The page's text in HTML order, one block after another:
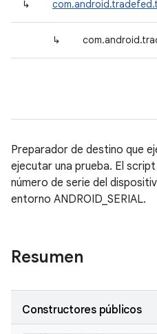
↳
↳
Preparador de destino que
ejecutar una prueba. El
número de serie del
entorno ANDROID_SERIAL.
Resumen
Constructores públicos